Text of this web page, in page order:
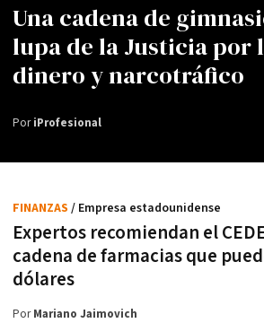
Una cadena de
lupa de la Justicia por
dinero y narcotráfico
PoriProfesional
Expertos recomiendan el
cadena de farmacias que
dólares
FINANZAS / Empresa estadounidense
PorMariano Jaimovich